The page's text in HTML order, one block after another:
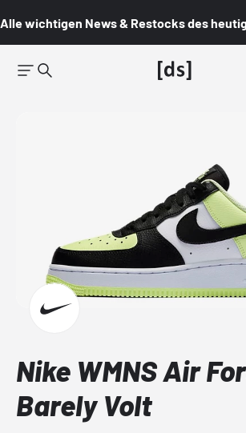
Alle wichtigen News & Restocks des
Nike WMNS Air
Barely Volt